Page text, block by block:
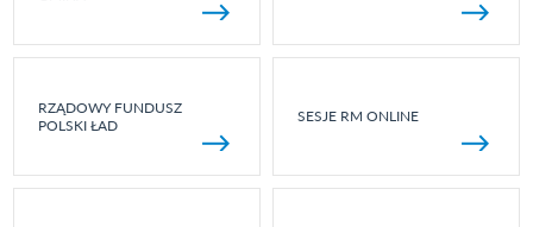
RZĄDOWY FUNDUSZ
POLSKI ŁAD
SESJE RM ONLINE